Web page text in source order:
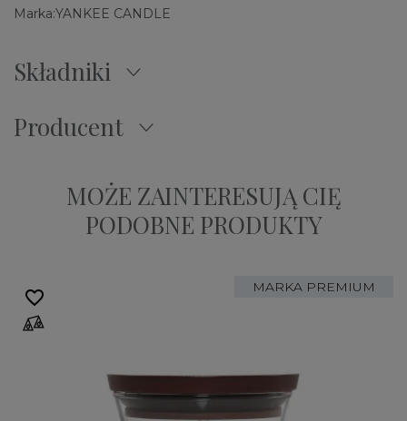
Marka:YANKEE CANDLE
Składniki
Producent
MOŻE ZAINTERESUJĄ CIĘ
PODOBNE PRODUKTY
MARKA PREMIUM
favorite_border